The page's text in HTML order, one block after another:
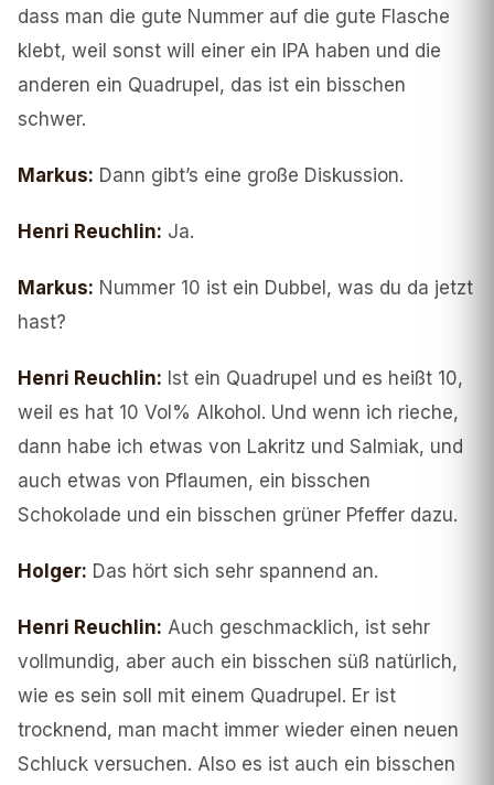
dass man die gute Nummer auf die gute Flasche
klebt, weil sonst will einer ein IPA haben und die
anderen ein Quadrupel, das ist ein bisschen
schwer.
Markus: Dann gibt’s eine große Diskussion.
Henri Reuchlin: Ja.
Markus: Nummer 10 ist ein Dubbel, was du da jetzt
hast?
Henri Reuchlin: Ist ein Quadrupel und es heißt 10,
weil es hat 10 Vol% Alkohol. Und wenn ich rieche,
dann habe ich etwas von Lakritz und Salmiak, und
auch etwas von Pflaumen, ein bisschen
Schokolade und ein bisschen grüner Pfeffer dazu.
Holger: Das hört sich sehr spannend an.
Henri Reuchlin: Auch geschmacklich, ist sehr
vollmundig, aber auch ein bisschen süß natürlich,
wie es sein soll mit einem Quadrupel. Er ist
trocknend, man macht immer wieder einen neuen
Schluck versuchen. Also es ist auch ein bisschen